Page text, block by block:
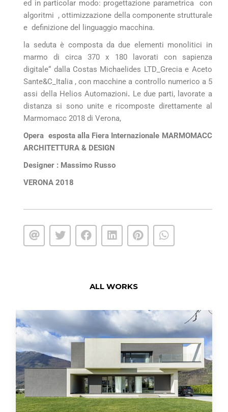
ed in particolar modo: progettazione parametrica con
algoritmi , ottimizzazione della componente strutturale
e definizione del linguaggio macchina.
la seduta è composta da due elementi monolitici in
marmo di circa 370 x 180 lavorati con sapienza
digitale“ dalla Costas Michaelides LTD_Grecia e Aceto
Sante&C_Italia , con macchine a controllo numerico a 5
assi della Helios Automazioni. Le due parti, lavorate a
distanza si sono unite e ricomposte direttamente al
Marmomacc 2018 di Verona,
Opera esposta alla Fiera Internazionale MARMOMACC
ARCHITETTURA & DESIGN
Designer : Massimo Russo
VERONA 2018
ALL WORKS